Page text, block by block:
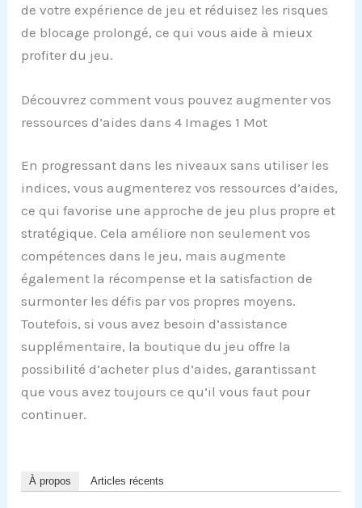
de votre expérience de jeu et réduisez les risques
de blocage prolongé, ce qui vous aide à mieux
profiter du jeu.
Découvrez comment vous pouvez augmenter vos
ressources d’aides dans 4 Images 1 Mot
En progressant dans les niveaux sans utiliser les
indices, vous augmenterez vos ressources d’aides,
ce qui favorise une approche de jeu plus propre et
stratégique. Cela améliore non seulement vos
compétences dans le jeu, mais augmente
également la récompense et la satisfaction de
surmonter les défis par vos propres moyens.
Toutefois, si vous avez besoin d’assistance
supplémentaire, la boutique du jeu offre la
possibilité d’acheter plus d’aides, garantissant
que vous avez toujours ce qu’il vous faut pour
continuer.
À propos Articles récents